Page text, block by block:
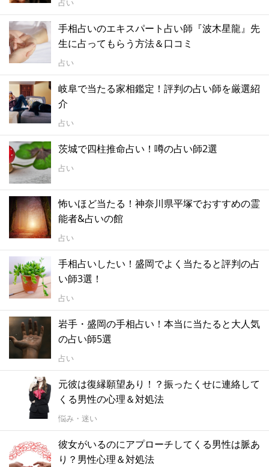
占い
手相占いのエキスパート占い師『波木星龍』先
生に占ってもらう方法＆口コミ
占い
岐阜で当たる家相鑑定！評判の占い師を厳選紹
介
占い
茨城で四柱推命占い！噂の占い師2選
占い
怖いほど当たる！神奈川県平塚でおすすめの霊
能者&占いの館
占い
手相占いしたい！盛岡でよく当たると評判の占
い師3選！
占い
岩手・盛岡の手相占い！本当に当たると大人気
の占い師5選
占い
元彼は復縁願望あり！？振ったくせに連絡して
くる男性の心理＆対処法
悩み・迷い
彼女がいるのにアプローチしてくる男性は脈あ
り？男性心理＆対処法